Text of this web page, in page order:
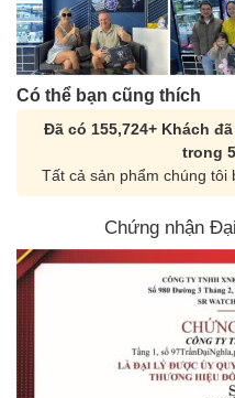
Có thể bạn cũng thích
Đã có 155,724+ Khách
trong
Tất cả sản phẩm chúng tôi
Chứng nhận